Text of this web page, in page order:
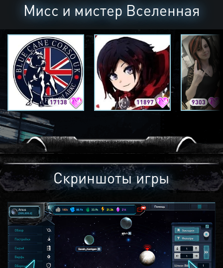
Мисс и мистер Вселенная
17138 11897 9303
Скриншоты игры